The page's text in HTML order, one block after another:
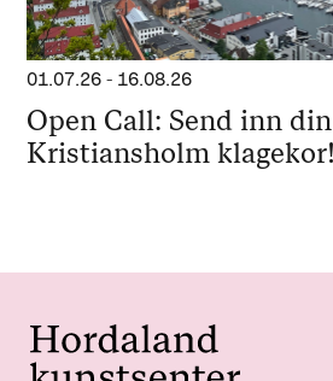
01.07.26 - 16.08.26
Open Call: Send inn
Kristiansholm klagekor!